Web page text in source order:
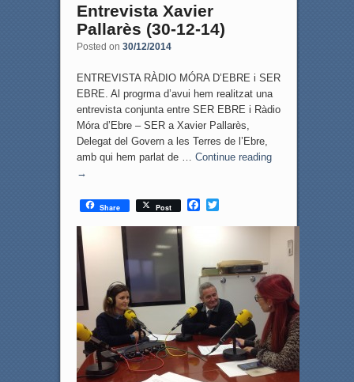
Entrevista Xavier
Pallarès (30-12-14)
Posted on 30/12/2014
ENTREVISTA RÀDIO MÓRA D’EBRE i SER
EBRE. Al progrma d’avui hem realitzat una
entrevista conjunta entre SER EBRE i Ràdio
Móra d’Ebre – SER a Xavier Pallarès,
Delegat del Govern a les Terres de l’Ebre,
amb qui hem parlat de … Continue reading
→
Share Post
F
o
o
k
T
e
r